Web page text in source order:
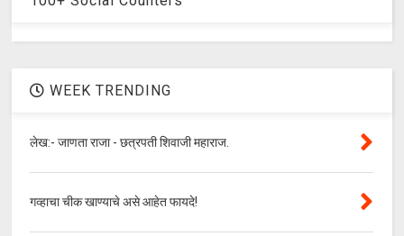
WEEK TRENDING
लेख:- जाणता राजा - छत्रपती शिवाजी महाराज.
गव्हाचा चीक खाण्याचे असे आहेत फायदे!